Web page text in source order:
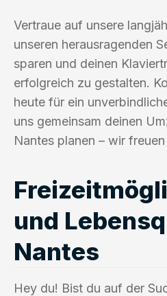
Vertraue auf unsere
unseren herausragenden
sparen und deinen
erfolgreich zu gestalten.
heute für ein
uns gemeinsam deinen
Nantes planen – wir
und
Nantes
Hey du! Bist du auf der